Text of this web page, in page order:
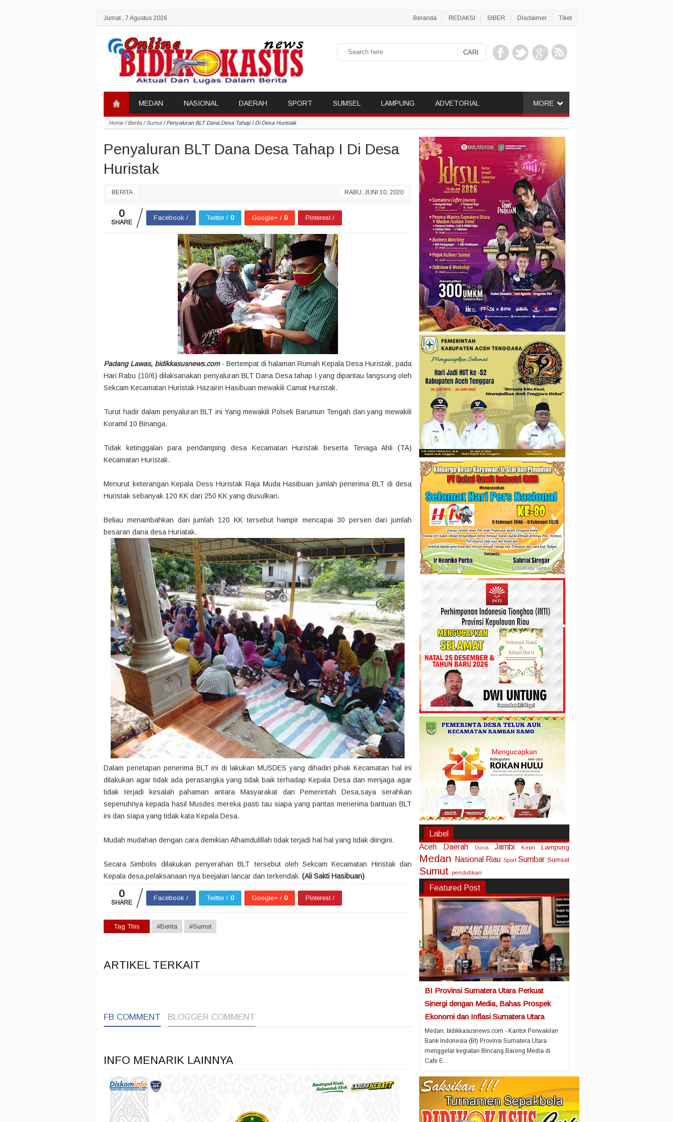
Jumat , 7 Agustus 2026 Beranda REDAKSI SIBER Disclaimer Tiket
MORE
MEDAN NASIONAL DAERAH SPORT SUMSEL LAMPUNG ADVETORIAL
Home/Berita/Sumut/Penyaluran BLT Dana Desa Tahap I Di Desa Huristak
Penyaluran BLT Dana Desa Tahap I Di Desa
Huristak
BERITA RABU, JUNI 10, 2020
0
SHARE
Facebook / Twitter / 0 Google+ / 0 Pinterest /
Padang Lawas, bidikkasusnews.com- Bertempat di halaman Rumah Kepala Desa Huristak, pada
Hari Rabu (10/6) dilaksanakan penyaluran BLT Dana Desa tahap I yang dipantau langsung oleh
Sekcam Kecamatan Huristak Hazairin Hasibuan mewakili Camat Huristak.
Turut hadir dalam penyaluran BLT ini Yang mewakili Polsek Barumun Tengah dan yang mewakili
Koramil 10 Binanga.
Tidak ketinggalan para pendamping desa Kecamatan Huristak beserta Tenaga Ahli (TA)
Kecamatan Huristak.
Menurut keterangan Kepala Dess Huristak Raja Muda Hasibuan jumlah penerima BLT di desa
Huristak sebanyak 120 KK dari 250 KK yang diusulkan.
Beliau menambahkan dari jumlah 120 KK tersebut hampir mencapai 30 persen dari jumlah
besaran dana desa Huriatak.
Dalam penetapan penerima BLT ini di lakukan MUSDES yang dihadiri pihak Kecamatan hal ini
dilakukan agar tidak ada perasangka yang tidak baik terhadap Kepala Desa dan menjaga agar
tidak terjadi kesalah pahaman antara Masyarakat dan Pemerintah Desa,saya serahkan
sepenuhnya kepada hasil Musdes mereka pasti tau siapa yang pantas menerima bantuan BLT
ini dan siapa yang tidak kata Kepala Desa.
Mudah mudahan dengan cara demikian Alhamdulillah tidak terjadi hal hal yang tidak diingini.
Secara Simbolis dilakukan penyerahan BLT tersebut oleh Sekcam Kecamatan Hiristak dan
Kepala desa,pelaksanaan nya beejalan lancar dan terkendali. (Ali Sakti Hasibuan)
0
SHARE
Facebook / Twitter / 0 Google+ / 0 Pinterest /
Tag This #Berita #Sumut
ARTIKEL TERKAIT
FB COMMENT BLOGGER COMMENT
INFO MENARIK LAINNYA
Label
Aceh
Daerah Dunia Jambi Kepri Lampung
Medan Nasional Riau Sport Sumbar Sumsel
Sumut pendidikan
Featured Post
BI Provinsi Sumatera Utara Perkuat
Sinergi dengan Media, Bahas Prospek
Ekonomi dan Inflasi Sumatera Utara
Medan, bidikkasusnews.com - Kantor Perwakilan
Bank Indonesia (BI) Provinsi Sumatera Utara
menggelar kegiatan Bincang Bareng Media di
Cafe E...